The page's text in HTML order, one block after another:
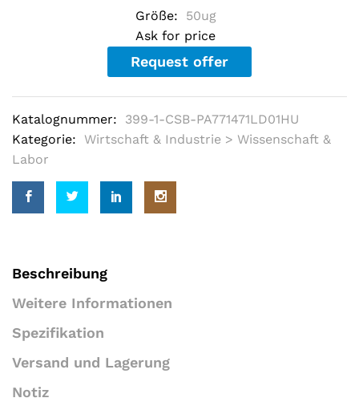
s
e
d
n
c
u
t
o
m
r
a
Größe:
50ug
Ask for price
Request offer
Katalognummer:
399-1-CSB-PA771471LD01HU
Kategorie:
Wirtschaft & Industrie > Wissenschaft &
Labor
Beschreibung
Weitere Informationen
Spezifikation
Versand und Lagerung
Notiz